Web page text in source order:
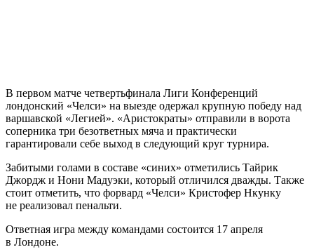
В первом матче четвертьфинала Лиги Конференций
лондонский «Челси» на выезде одержал крупную победу над
варшавской «Легией». «Аристократы» отправили в ворота
соперника три безответных мяча и практически
гарантировали себе выход в следующий круг турнира.
Забитыми голами в составе «синих» отметились Тайрик
Джордж и Нони Мадуэки, который отличился дважды. Также
стоит отметить, что форвард «Челси» Кристофер Нкунку
не реализовал пенальти.
Ответная игра между командами состоится 17 апреля
в Лондоне.